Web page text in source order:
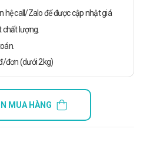
hệ call/Zalo để được cập nhật giá
lượng.
đơn (dưới 2kg)
MUA HÀNG